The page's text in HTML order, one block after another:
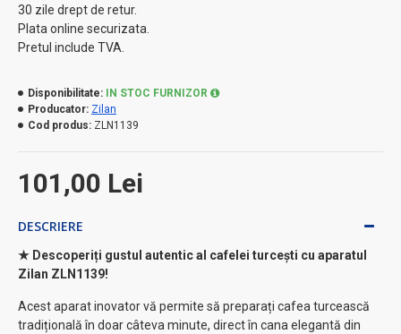
30 zile drept de retur.
Plata online securizata.
Pretul include TVA.
101,00 Lei
Disponibilitate:
IN STOC FURNIZOR
Producator: Zilan
Cod produs: ZLN1139
DESCRIERE
★ Descoperiți gustul autentic al cafelei turcești cu aparatul
Zilan ZLN1139!
Acest aparat inovator vă permite să preparați cafea turcească
tradițională în doar câteva minute, direct în cana elegantă din